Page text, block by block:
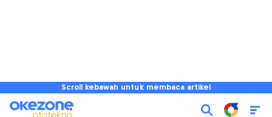
Scroll kebawah untuk membaca artikel